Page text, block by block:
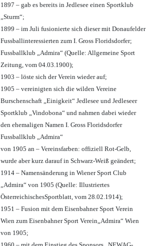
1897 – gab es bereits in Jedlesee einen Sportklub
„Sturm“;
1899 – im Juli fusionierte sich dieser mit Donaufelder
Fussballinteressierten zum I. Gross Floridsdorfer;
Fussballklub „Admira“ (Quelle: Allgemeine Sport
Zeitung, vom 04.03.1900);
1903 – löste sich der Verein wieder auf;
1905 – vereinigten sich die wilden Vereine
Burschenschaft „Einigkeit“ Jedlesee und Jedleseer
Sportklub „Vindobona“ und nahmen dabei wieder
den ehemaligen Namen I. Gross Floridsdorfer
Fussballklub „Admira“
von 1905 an – Vereinsfarben: offiziell Rot-Gelb,
wurde aber kurz darauf in Schwarz-Weiß geändert;
1914 – Namensänderung in Wiener Sport Club
„Admira“ von 1905 (Quelle: Illustriertes
ÖsterreichischesSportblatt, vom 28.02.1914);
1951 – Fusion mit dem Eisenbahner Sport Verein
Wien zum Eisenbahner Sport Verein„Admira“ Wien
von 1905;